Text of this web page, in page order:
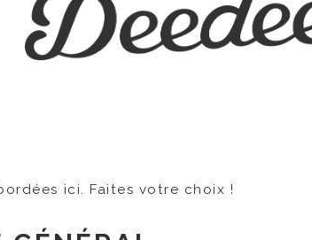
ici. Faites votre choix !